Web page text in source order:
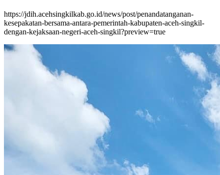
https://jdih.acehsingkilkab.go.id/news/post/penandatanganan-
kesepakatan-bersama-antara-pemerintah-kabupaten-aceh-singkil-
dengan-kejaksaan-negeri-aceh-singkil?preview=true